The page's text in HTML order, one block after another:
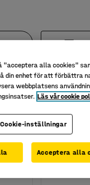
"acceptera alla cookies"
din enhet för att förbättra
webbplatsens
Läs vår cookie
Cookie-inställningar
Acceptera alla